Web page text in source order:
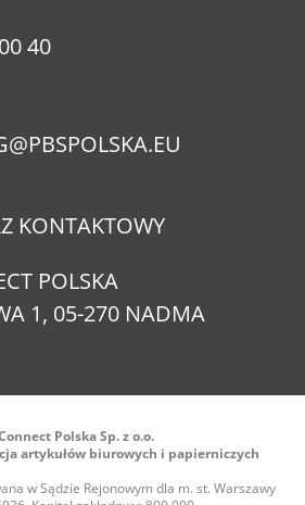
40
KONTAKTOWY
POLSKA
1, 05-270 NADMA
Polska Sp. z o.o.
artykułów biurowych i papierniczych
w Sądzie Rejonowym dla m. st. Warszawy